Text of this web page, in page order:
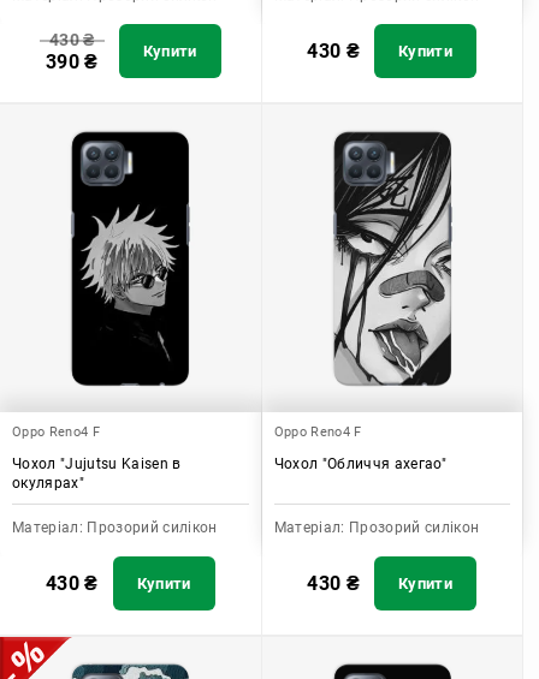
430₴
390₴ Купити 430 ₴ Купити
Oppo Reno4 F
Чохол "Jujutsu Kaisen в
окулярах"
Матеріал: Прозорий силікон
430₴ Купити
Oppo Reno4 F
Чохол "Обличчя ахегао"
Матеріал: Прозорий силікон
430 ₴ Купити